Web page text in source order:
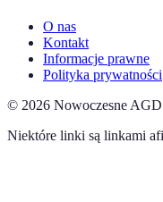
O nas
Kontakt
Informacje prawne
Polityka prywatności
© 2026 Nowoczesne AGD
Niektóre linki są linkami